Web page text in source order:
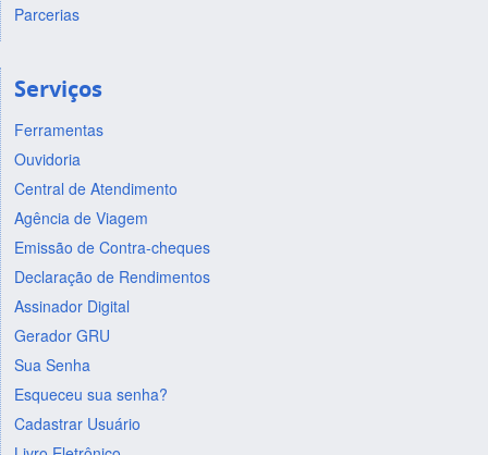
Parcerias
Serviços
Ferramentas
Ouvidoria
Central de Atendimento
Agência de Viagem
Emissão de Contra-cheques
Declaração de Rendimentos
Assinador Digital
Gerador GRU
Sua Senha
Esqueceu sua senha?
Cadastrar Usuário